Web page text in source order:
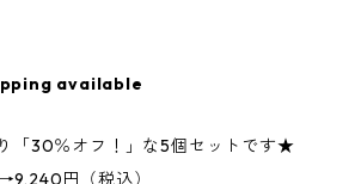
available
「30％オフ！」な5個セットです★
円（税込）